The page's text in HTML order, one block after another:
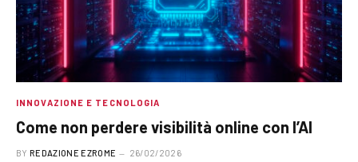
INNOVAZIONE E TECNOLOGIA
Come non perdere visibilità online con l’AI
BY REDAZIONE EZROME 26/02/2026